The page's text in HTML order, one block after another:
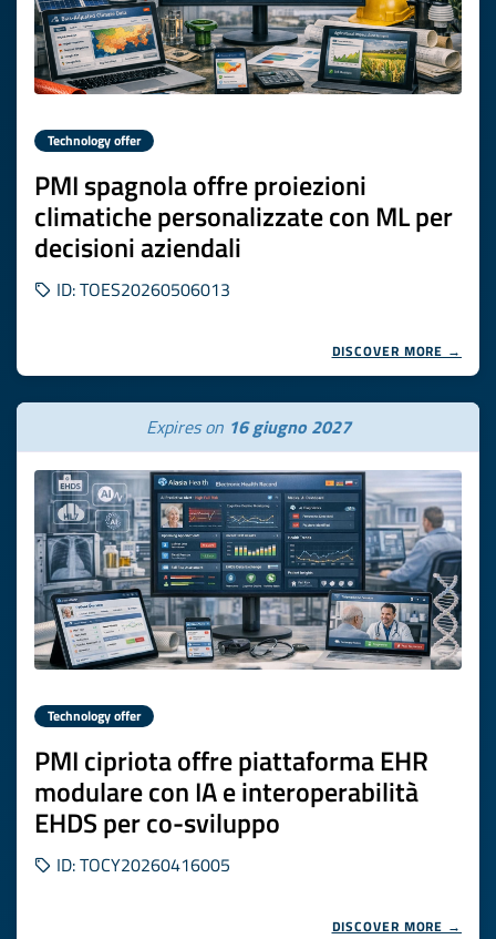
Technology offer
PMI spagnola offre proiezioni
climatiche personalizzate con ML per
decisioni aziendali
ID: TOES20260506013
DISCOVER MORE →
Expires on 16 giugno 2027
Technology offer
PMI cipriota offre piattaforma EHR
modulare con IA e interoperabilità
EHDS per co-sviluppo
ID: TOCY20260416005
DISCOVER MORE →